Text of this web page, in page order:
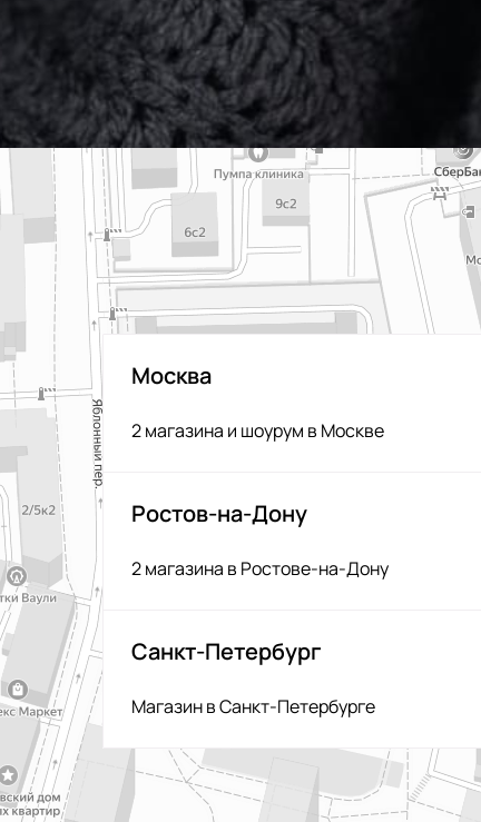
Москва
2 магазина и шоурум в Москве
Ростов-на-Дону
2 магазина в Ростове-на-Дону
Санкт-Петербург
Магазин в Санкт-Петербурге